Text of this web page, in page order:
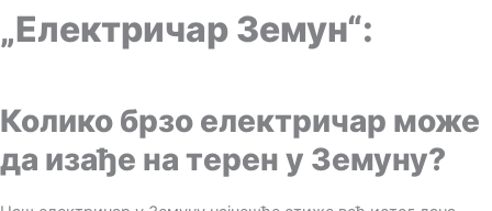
„Електричар Земун“:
Колико брзо електричар може
да изађе на терен у Земуну?